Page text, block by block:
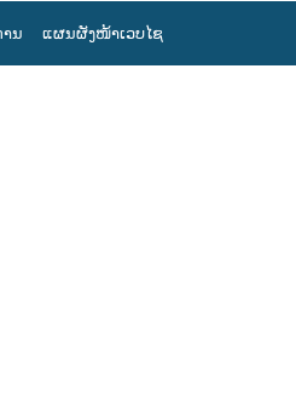
ນ ແຜນຜັງໜ້າເວບໄຊ